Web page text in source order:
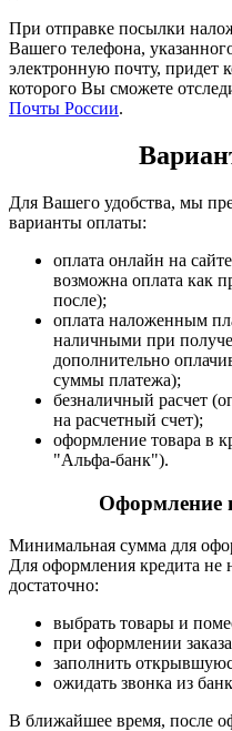
При отправке посылки
Вашего телефона,
электронную почту, придет
которого Вы сможете
Почты России.
Для Вашего удобства, мы
варианты оплаты:
оплата онлайн на
возможна оплата как
после);
оплата наложенным
наличными при
дополнительно
суммы платежа);
безналичный расчет
на расчетный счет);
оформление товара в
"Альфа-банк").
Оформление
Минимальная сумма для
Для оформления кредита не
достаточно:
выбрать товары и
при оформлении
заполнить
ожидать звонка из
В ближайшее время, после